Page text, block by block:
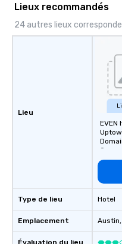
Lieux recommandés
24 autres lieux
Lieu
Type de lieu
Emplacement
EVEN
Hotel
Austin